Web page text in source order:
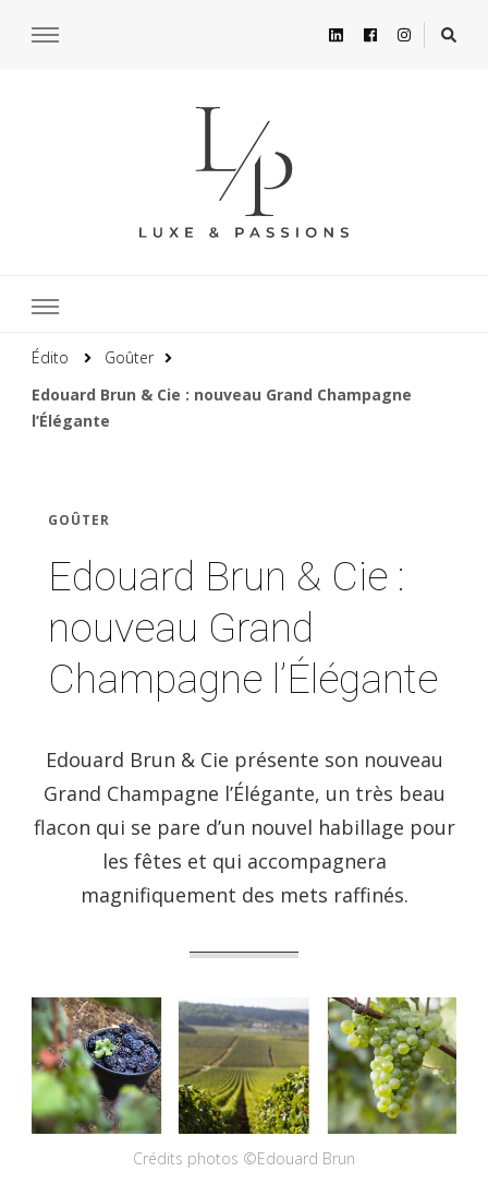
Édito
Goûter
Edouard Brun & Cie : nouveau Grand Champagne
l’Élégante
GOÛTER
Edouard Brun & Cie :
nouveau Grand
Champagne l’Élégante
Edouard Brun & Cie présente son nouveau
Grand Champagne l’Élégante, un très beau
flacon qui se pare d’un nouvel habillage pour
les fêtes et qui accompagnera
magnifiquement des mets raffinés.
Crédits photos ©Edouard Brun